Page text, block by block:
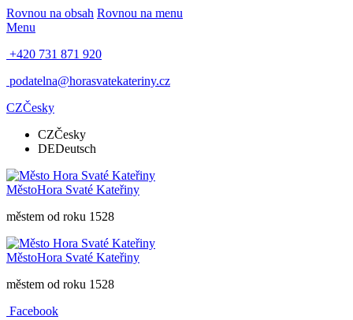
Rovnou na obsah Rovnou na menu
Menu
+420 731 871 920
podatelna@horasvatekateriny.cz
CZČesky
CZČesky
DEDeutsch
MěstoHora Svaté Kateřiny
městem od roku 1528
MěstoHora Svaté Kateřiny
městem od roku 1528
Facebook